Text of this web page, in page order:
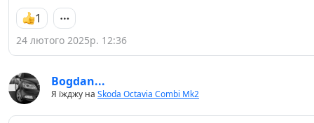
1
24 лютого 2025р. 12:36
Bogdan...
Я їжджу на Skoda Octavia Combi Mk2